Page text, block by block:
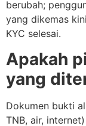
berubah;
yang dikemas
KYC selesai.
Apakah
yang
Dokumen bukti
TNB, air,